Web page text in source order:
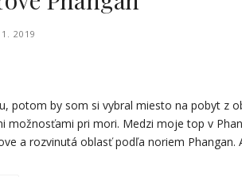
2019
potom by som si vybral miesto na pobyt z
možnosťami pri mori. Medzi moje top v
a rozvinutá oblasť podľa noriem